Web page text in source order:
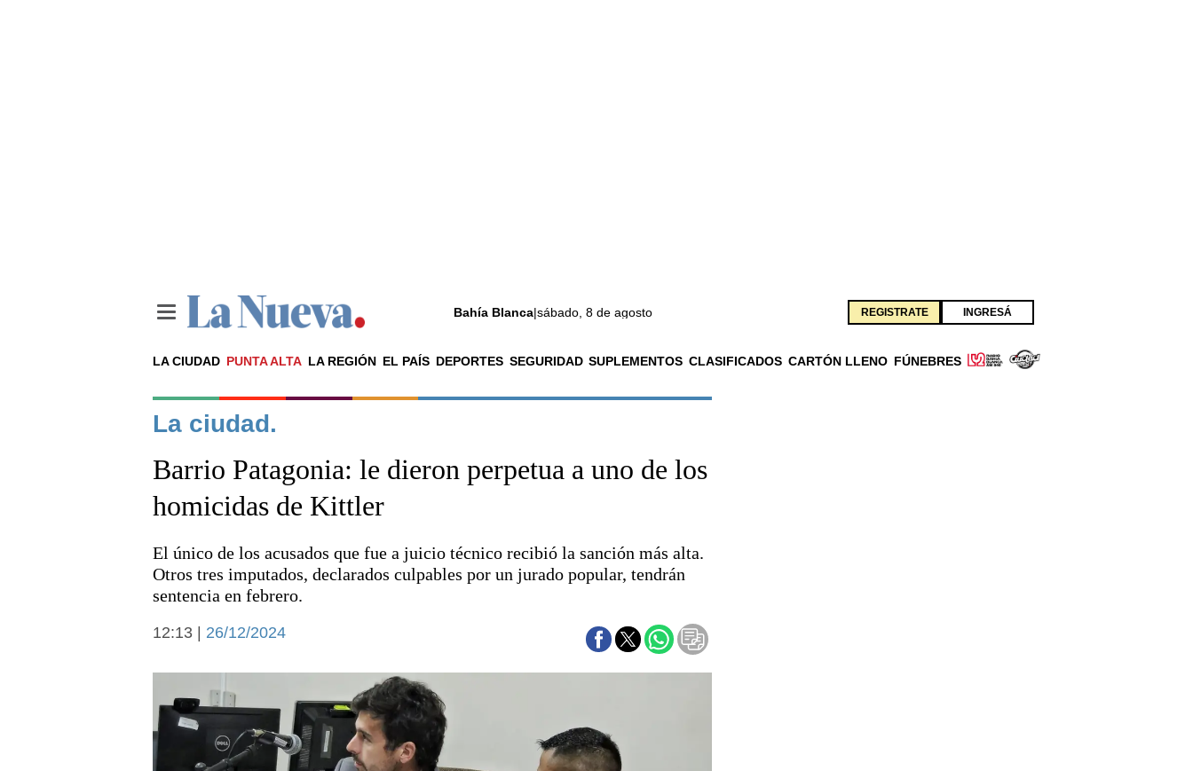
Bahía Blanca|sábado, 8 de agosto REGISTRATE INGRESÁ
LA CIUDAD PUNTA ALTA LA REGIÓN EL PAÍS DEPORTES SEGURIDAD SUPLEMENTOS CLASIFICADOS CARTÓN LLENO FÚNEBRES
Noticias
La ciudad
El país
Deportes
Escenario Olímpico
Liga del Sur
Arte y cultura
Aplausos
Cines
Economía y campo
Economía y finanzas
Con el campo
La ciudad.
Barrio Patagonia: le dieron perpetua a uno de los
homicidas de Kittler
El único de los acusados que fue a juicio técnico recibió la sanción más alta.
Otros tres imputados, declarados culpables por un jurado popular, tendrán
sentencia en febrero.
12:13 | 26/12/2024